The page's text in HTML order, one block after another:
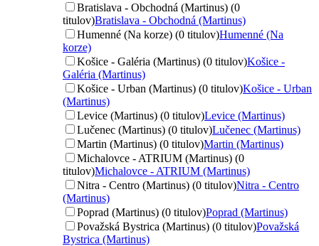
Bratislava - Obchodná (Martinus) (0
titulov)Bratislava - Obchodná (Martinus)
Humenné (Na korze) (0 titulov)Humenné (Na
korze)
Košice - Galéria (Martinus) (0 titulov)Košice -
Galéria (Martinus)
Košice - Urban (Martinus) (0 titulov)Košice - Urban
(Martinus)
Levice (Martinus) (0 titulov)Levice (Martinus)
Lučenec (Martinus) (0 titulov)Lučenec (Martinus)
Martin (Martinus) (0 titulov)Martin (Martinus)
Michalovce - ATRIUM (Martinus) (0
titulov)Michalovce - ATRIUM (Martinus)
Nitra - Centro (Martinus) (0 titulov)Nitra - Centro
(Martinus)
Poprad (Martinus) (0 titulov)Poprad (Martinus)
Považská Bystrica (Martinus) (0 titulov)Považská
Bystrica (Martinus)